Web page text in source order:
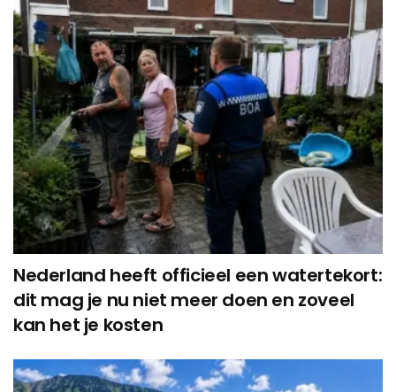
Nederland heeft officieel een watertekort:
dit mag je nu niet meer doen en zoveel
kan het je kosten